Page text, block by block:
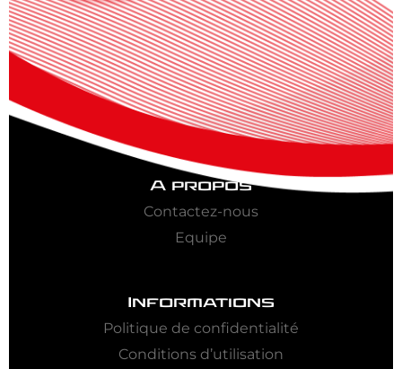
A propos
Contactez-nous
Equipe
Informations
Politique de confidentialité
Conditions d’utilisation